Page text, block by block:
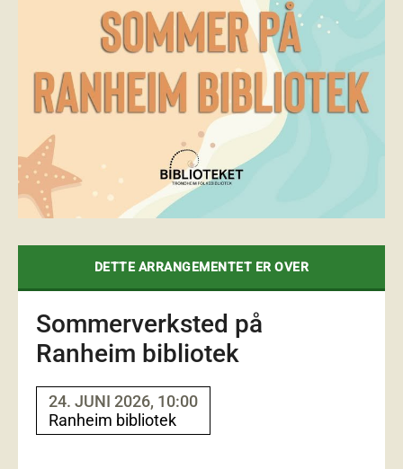
DETTE ARRANGEMENTET ER OVER
Sommerverksted på
Ranheim bibliotek
24. JUNI 2026, 10:00
Ranheim bibliotek